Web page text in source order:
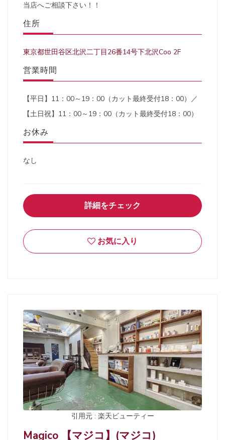
当店へご相談下さい！！
住所
東京都世田谷区北沢二丁目26番14号下北沢Coo 2F
営業時間
【平日】11：00～19：00（カット最終受付18：00）／
【土日祝】11：00～19：00（カット最終受付18：00）
お休み
なし
詳細をチェック
お気に入り
引用元 : 楽天ビューティー
Magico 【マジコ】(マジコ)